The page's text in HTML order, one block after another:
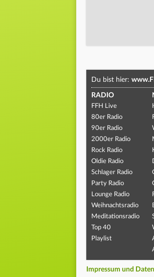
Du bist hier:
RADIO
FFH Live
80er Radio
90er Radio
2000er Radio
Rock Radio
Oldie Radio
Schlager Radio
Party Radio
Lounge Radio
Weihnachtsradio
Meditationsradio
Top 40
Playlist
Impressum und